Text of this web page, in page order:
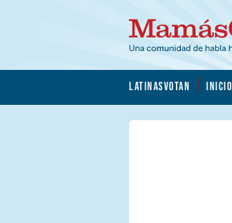
MamásConPoder.org
LATINASVOTAN INICIO